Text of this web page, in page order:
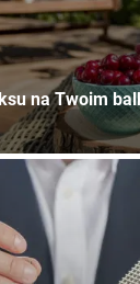
na Twoim